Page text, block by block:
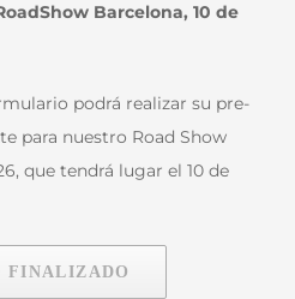
Barcelona, 10 de
podrá realizar su pre-
para nuestro Road Show
que tendrá lugar el 10 de
FINALIZADO